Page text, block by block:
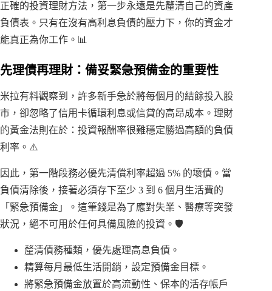
正確的投資理財方法，第一步永遠是先釐清自己的資產
負債表。只有在沒有高利息負債的壓力下，你的資金才
能真正為你工作。📊
先理債再理財：備妥緊急預備金的重要性
米拉有料觀察到，許多新手急於將每個月的結餘投入股
市，卻忽略了信用卡循環利息或信貸的高昂成本。理財
的黃金法則在於：投資報酬率很難穩定勝過高額的負債
利率。⚠️
因此，第一階段務必優先清償利率超過 5% 的壞債。當
負債清除後，接著必須存下至少 3 到 6 個月生活費的
「緊急預備金」。這筆錢是為了應對失業、醫療等突發
狀況，絕不可用於任何具備風險的投資。🛡️
釐清債務種類，優先處理高息負債。
精算每月最低生活開銷，設定預備金目標。
將緊急預備金放置於高流動性、保本的活存帳戶